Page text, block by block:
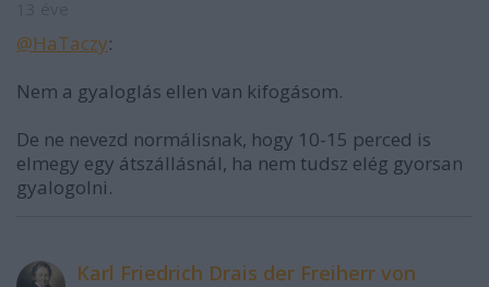
@HaTaczy:
Nem a gyaloglás ellen van kifogásom.
De ne nevezd normálisnak, hogy 10-15 perced is
elmegy egy átszállásnál, ha nem tudsz elég gyorsan
gyalogolni.
Karl Friedrich Drais der Freiherr von